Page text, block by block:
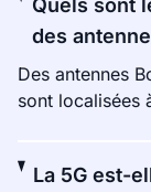
Quels sont
des
Des antennes
sont localisées
La 5G est-